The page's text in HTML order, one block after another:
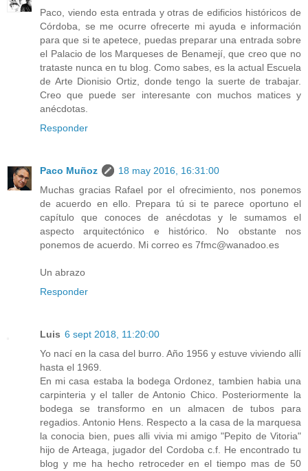
Paco, viendo esta entrada y otras de edificios históricos de
Córdoba, se me ocurre ofrecerte mi ayuda e información
para que si te apetece, puedas preparar una entrada sobre
el Palacio de los Marqueses de Benamejí, que creo que no
trataste nunca en tu blog. Como sabes, es la actual Escuela
de Arte Dionisio Ortiz, donde tengo la suerte de trabajar.
Creo que puede ser interesante con muchos matices y
anécdotas.
Responder
Paco Muñoz
18 may 2016, 16:31:00
Muchas gracias Rafael por el ofrecimiento, nos ponemos
de acuerdo en ello. Prepara tú si te parece oportuno el
capítulo que conoces de anécdotas y le sumamos el
aspecto arquitectónico e histórico. No obstante nos
ponemos de acuerdo. Mi correo es 7fmc@wanadoo.es
Un abrazo
Responder
Luis 6 sept 2018, 11:20:00
Yo nací en la casa del burro. Año 1956 y estuve viviendo allí
hasta el 1969.
En mi casa estaba la bodega Ordonez, tambien habia una
carpinteria y el taller de Antonio Chico. Posteriormente la
bodega se transformo en un almacen de tubos para
regadios. Antonio Hens. Respecto a la casa de la marquesa
la conocia bien, pues alli vivia mi amigo "Pepito de Vitoria"
hijo de Arteaga, jugador del Cordoba c.f. He encontrado tu
blog y me ha hecho retroceder en el tiempo mas de 50